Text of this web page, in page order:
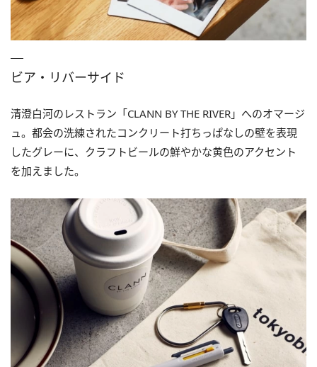
ビア・リバーサイド
清澄白河のレストラン「CLANN BY THE RIVER」へのオマージ
ュ。都会の洗練されたコンクリート打ちっぱなしの壁を表現
したグレーに、クラフトビールの鮮やかな黄色のアクセント
を加えました。